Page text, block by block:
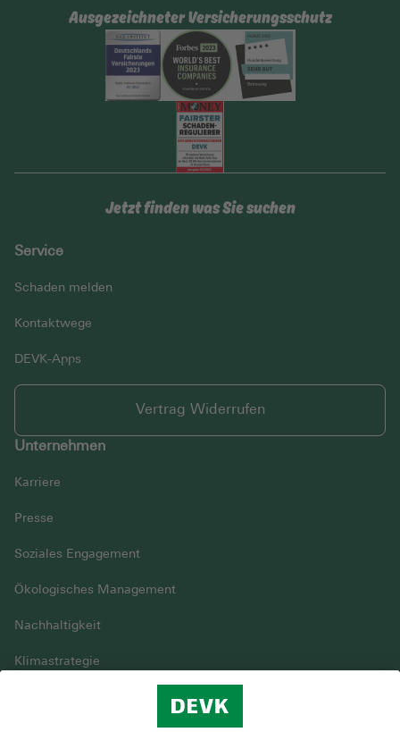
Ausgezeichneter Versicherungsschutz
Jetzt finden was Sie suchen
Service
Schaden melden
Kontaktwege
DEVK-Apps
Vertrag Widerrufen
Unternehmen
Karriere
Presse
Soziales Engagement
Ökologisches Management
Nachhaltigkeit
Klimastrategie